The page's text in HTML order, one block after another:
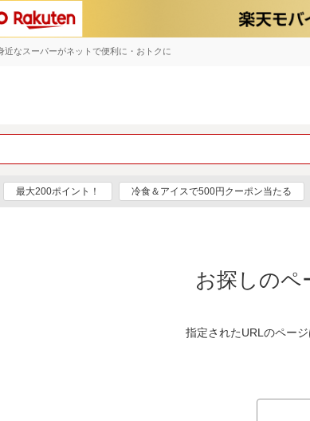
近なスーパーがネットで便利に・おトクに
最大200ポイント！ 冷食＆アイスで500円クーポン当たる
お探しのペ
指定されたURLのペー